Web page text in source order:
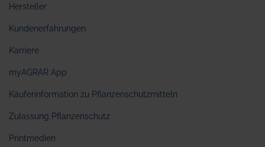
Hersteller
Kundenerfahrungen
Karriere
myAGRAR App
Käuferinformation zu Pflanzenschutzmitteln
Zulassung Pflanzenschutz
Printmedien